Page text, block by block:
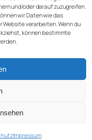
und/oder darauf zuzugreifen.
wir Daten wie das
Website verarbeiten. Wenn du
können bestimmte
Impressum